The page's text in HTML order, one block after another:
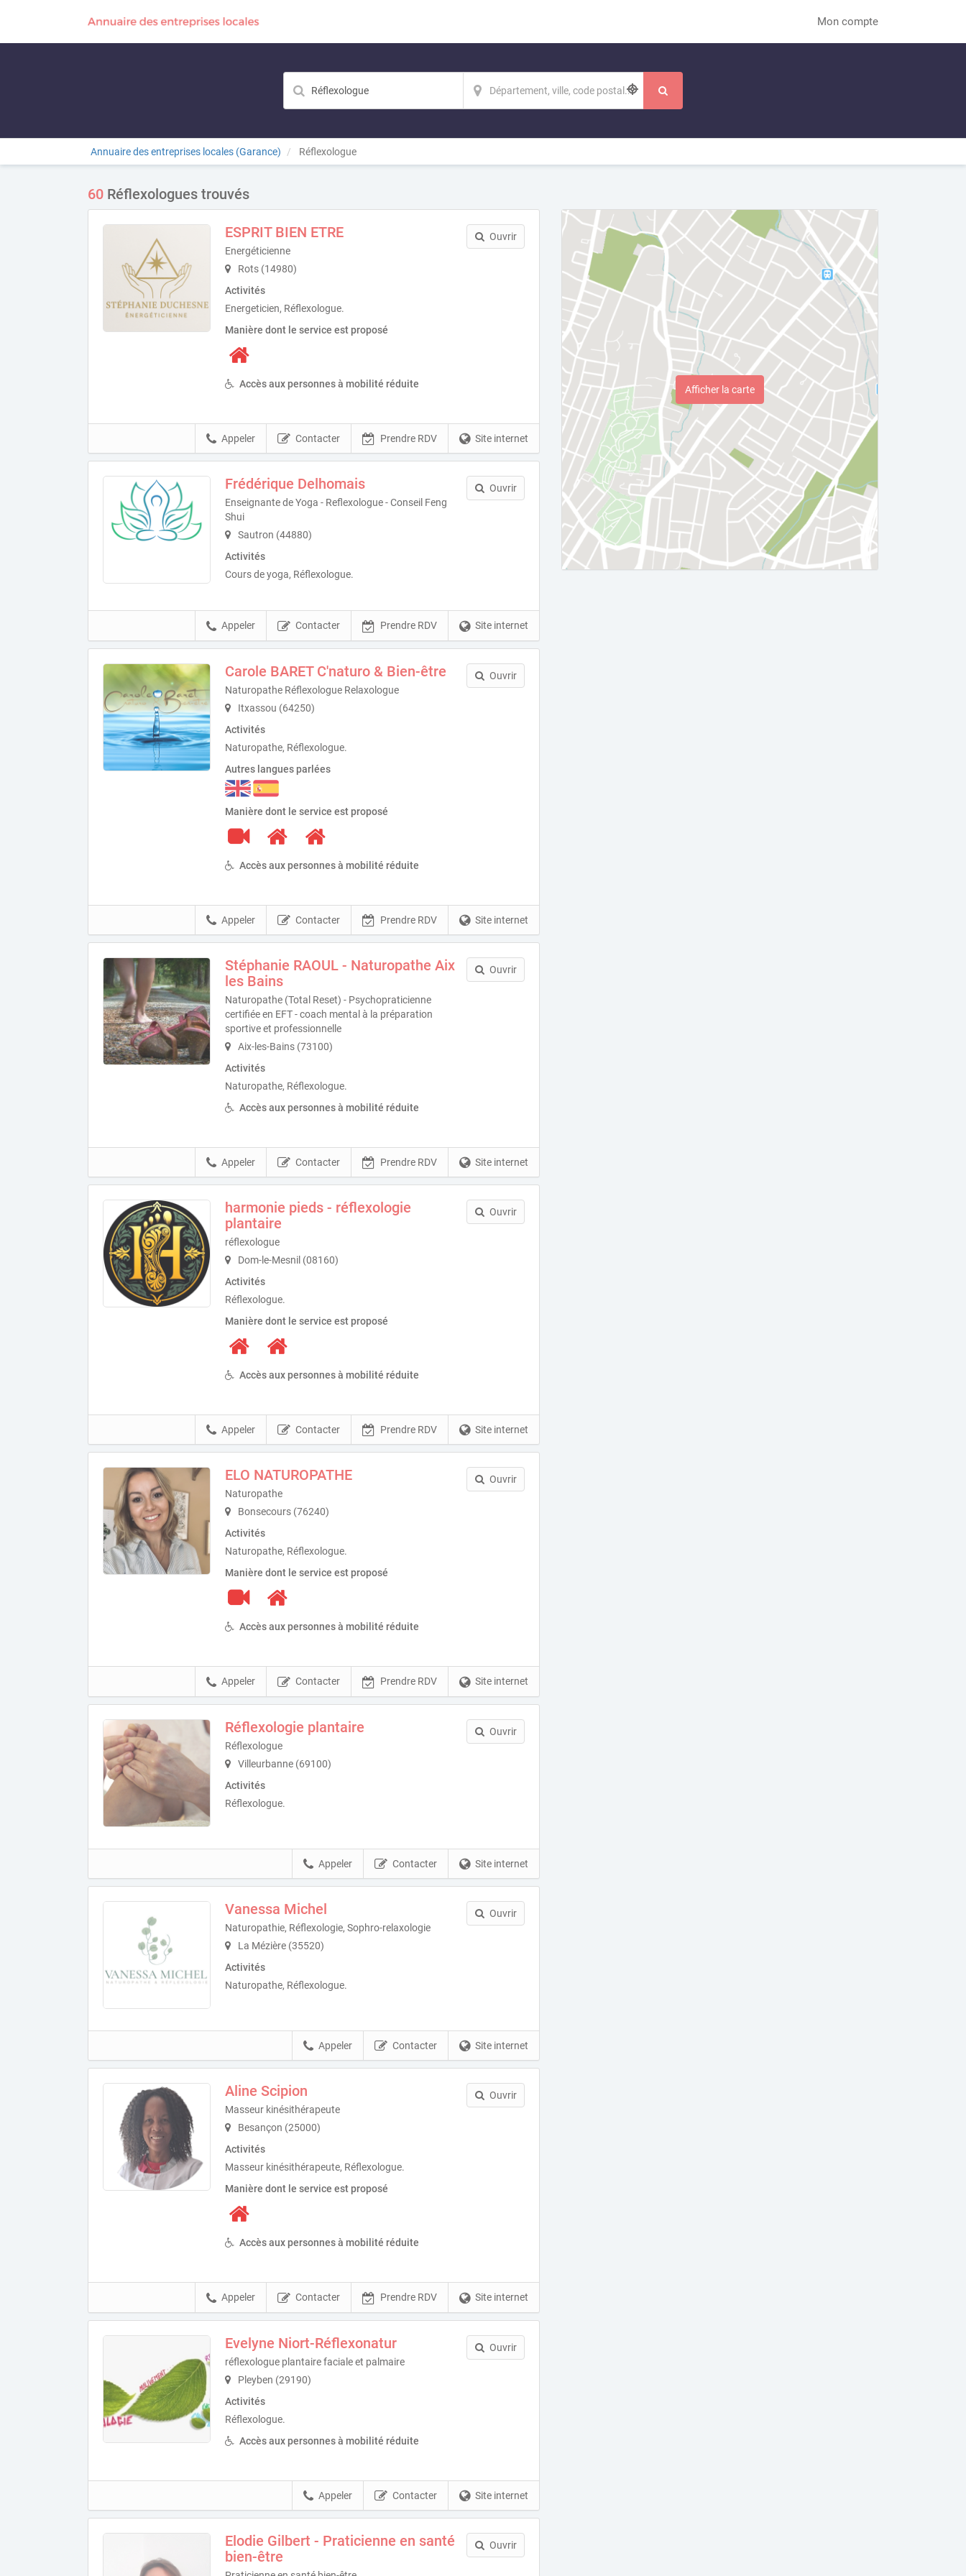
Mon compte
Annuaire des entreprises locales (Garance) Réflexologue
60 Réflexologues trouvés
ESPRIT BIEN ETRE
Energéticienne
Rots (14980)
Activités
Energeticien, Réflexologue.
Manière dont le service est proposé
Accès aux personnes à mobilité réduite
Ouvrir
Site internet
Prendre RDV
Contacter
Appeler
Frédérique Delhomais
Enseignante de Yoga - Reflexologue - Conseil Feng
Shui
Sautron (44880)
Activités
Cours de yoga, Réflexologue.
Ouvrir
Site internet
Prendre RDV
Contacter
Appeler
Carole BARET C'naturo & Bien-être
Naturopathe Réflexologue Relaxologue
Itxassou (64250)
Activités
Naturopathe, Réflexologue.
Autres langues parlées
Manière dont le service est proposé
Accès aux personnes à mobilité réduite
Ouvrir
Site internet
Prendre RDV
Contacter
Appeler
Stéphanie RAOUL - Naturopathe Aix
les Bains
Naturopathe (Total Reset) - Psychopraticienne
certifiée en EFT - coach mental à la préparation
sportive et professionnelle
Aix-les-Bains (73100)
Activités
Naturopathe, Réflexologue.
Accès aux personnes à mobilité réduite
Ouvrir
Site internet
Prendre RDV
Contacter
Appeler
harmonie pieds - réflexologie
plantaire
réflexologue
Dom-le-Mesnil (08160)
Activités
Réflexologue.
Manière dont le service est proposé
Accès aux personnes à mobilité réduite
Ouvrir
Site internet
Prendre RDV
Contacter
Appeler
ELO NATUROPATHE
Naturopathe
Bonsecours (76240)
Activités
Naturopathe, Réflexologue.
Manière dont le service est proposé
Accès aux personnes à mobilité réduite
Ouvrir
Site internet
Prendre RDV
Contacter
Appeler
Réflexologie plantaire
Réflexologue
Villeurbanne (69100)
Activités
Réflexologue.
Ouvrir
Site internet
Contacter
Appeler
Vanessa Michel
Naturopathie, Réflexologie, Sophro-relaxologie
La Mézière (35520)
Activités
Naturopathe, Réflexologue.
Ouvrir
Site internet
Contacter
Appeler
Aline Scipion
Masseur kinésithérapeute
Besançon (25000)
Activités
Masseur kinésithérapeute, Réflexologue.
Manière dont le service est proposé
Accès aux personnes à mobilité réduite
Ouvrir
Site internet
Prendre RDV
Contacter
Appeler
Evelyne Niort-Réflexonatur
réflexologue plantaire faciale et palmaire
Pleyben (29190)
Activités
Réflexologue.
Accès aux personnes à mobilité réduite
Ouvrir
Site internet
Contacter
Appeler
Elodie Gilbert - Praticienne en santé
bien-être
Ouvrir
Afficher la carte